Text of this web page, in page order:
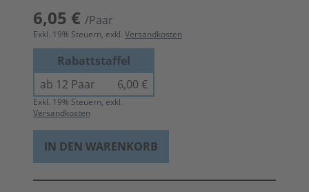
6,05 € /Paar
Exkl. 19% Steuern, exkl. Versandkosten
Rabattstaffel
ab 12 Paar
6,00 €
Exkl. 19% Steuern, exkl.
Versandkosten
IN DEN WARENKORB